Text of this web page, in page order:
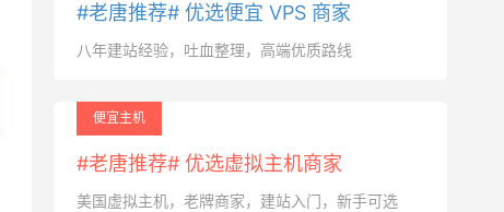
#老唐推荐# 优选便宜 VPS 商家
八年建站经验，吐血整理，高端优质路线
便宜主机
#老唐推荐# 优选虚拟主机商家
美国虚拟主机，老牌商家，建站入门，新手可选